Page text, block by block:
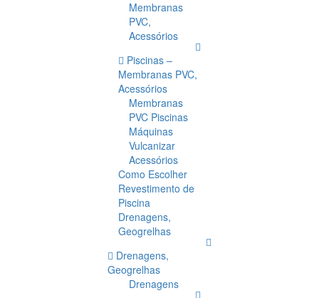
Membranas
PVC,
Acessórios
Piscinas –
Membranas PVC,
Acessórios
Membranas
PVC Piscinas
Máquinas
Vulcanizar
Acessórios
Como Escolher
Revestimento de
Piscina
Drenagens,
Geogrelhas
Drenagens,
Geogrelhas
Drenagens